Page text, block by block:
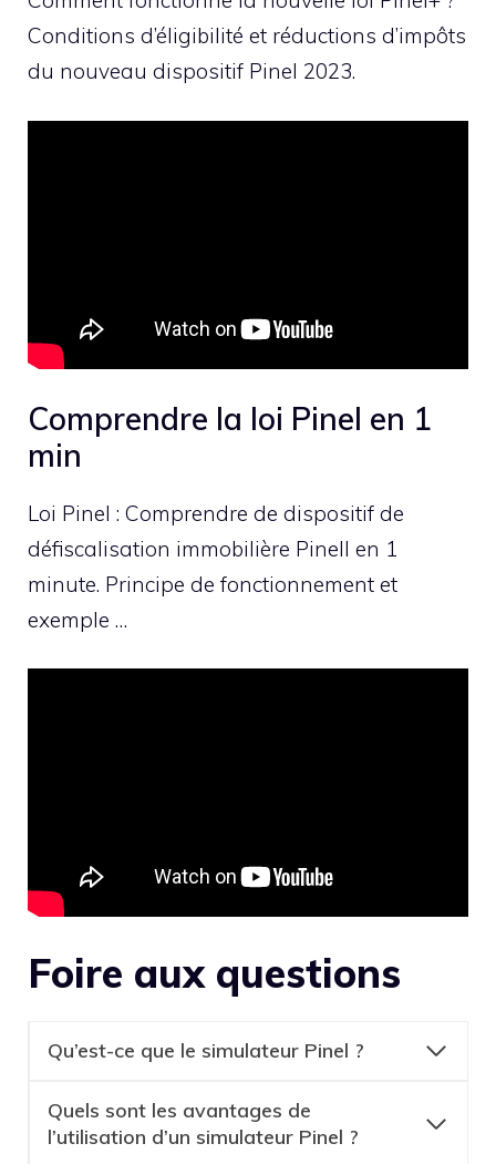
Conditions d’éligibilité et réductions d’impôts
du nouveau dispositif Pinel 2023.
Comprendre la loi Pinel en 1
min
Loi Pinel : Comprendre de dispositif de
défiscalisation immobilière Pinell en 1
minute. Principe de fonctionnement et
exemple …
Foire aux questions
Qu’est-ce que le simulateur Pinel ?
Quels sont les avantages de
l’utilisation d’un simulateur Pinel ?